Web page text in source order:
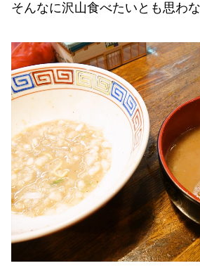
そんなに沢山食べたいとも思わな